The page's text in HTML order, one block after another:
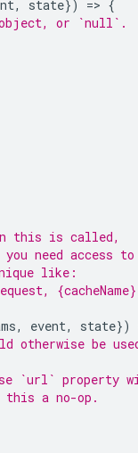
, state}) => {
object, or `null`.
this is called,
need access to
like:
, event, state})
be
`url` property
a no-op.